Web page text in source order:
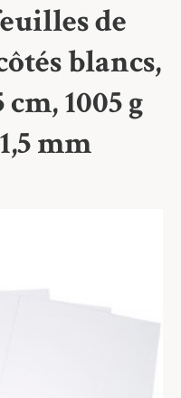
de
blancs,
1005 g
mm